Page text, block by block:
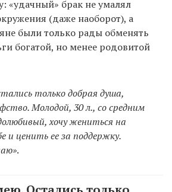
«удачный» брак не умалял
(даже наоборот), а
были только рады обменять
богатой, но менее родовитой
только добрая душа,
Молодой, 30 л., со средним
хочу жениться на
и ценить ее за поддержку.
.